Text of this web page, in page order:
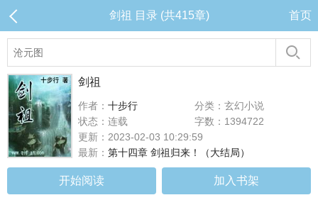
剑祖 目录 (共415章) 首页
剑祖
作者： 十步行
分类：玄幻小说
状态：连载
字数：1394722
更新：2023-02-03 10:29:59
最新： 第十四章 剑祖归来！（大结局）
开始阅读 加入书架